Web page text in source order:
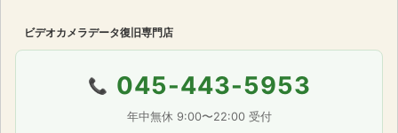
ビデオカメラデータ復旧専門店
📞 045-443-5953
年中無休 9:00〜22:00 受付